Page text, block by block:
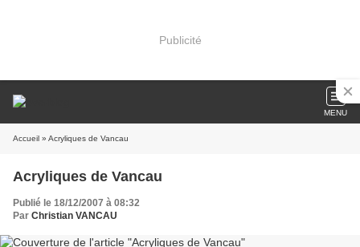
Publicité
MENU
Accueil » Acryliques de Vancau
Acryliques de Vancau
Publié le 18/12/2007 à 08:32
Par Christian VANCAU